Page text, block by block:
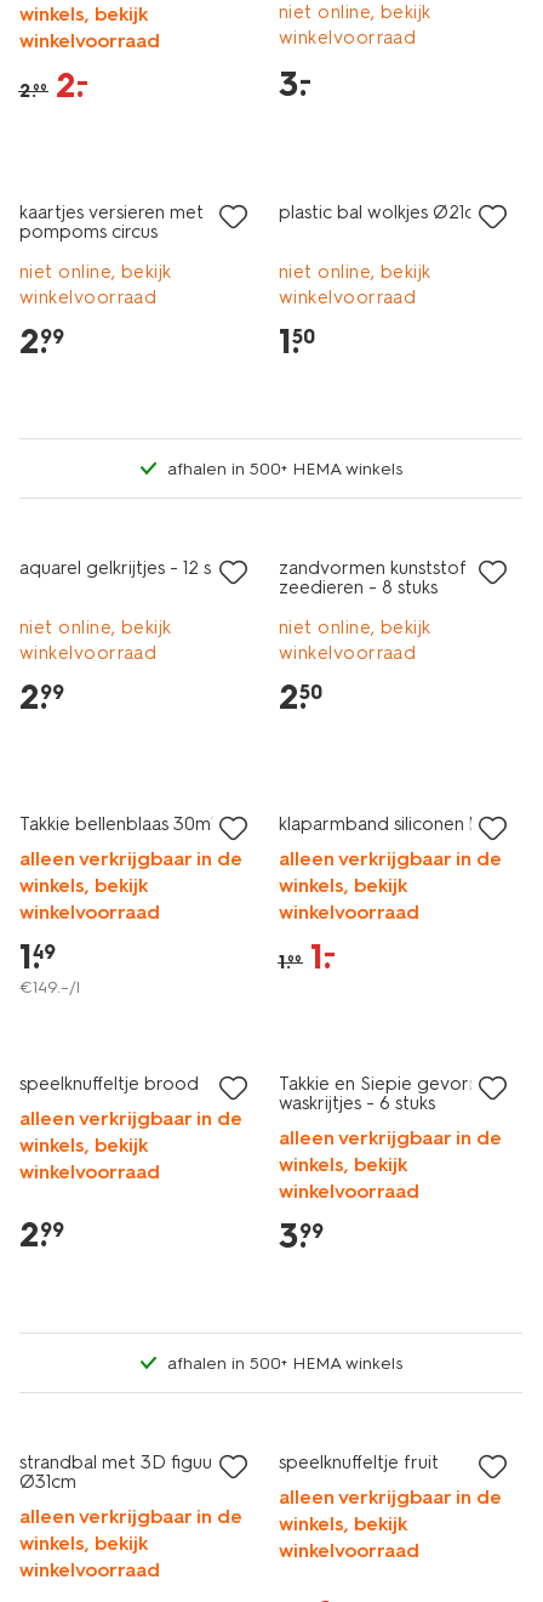
winkels, bekijk
winkelvoorraad
2.99 2.
–
niet online, bekijk
winkelvoorraad
3.
–
kaartjes versieren met
pompoms circus
niet online, bekijk
winkelvoorraad
2.
99
plastic bal wolkjes Ø21cm
niet online, bekijk
winkelvoorraad
1.
50
afhalen in 500+ HEMA winkels
aquarel gelkrijtjes - 12 stuks
niet online, bekijk
winkelvoorraad
2.
99
zandvormen kunststof
zeedieren - 8 stuks
niet online, bekijk
winkelvoorraad
2.
50
Takkie bellenblaas 30ml
alleen verkrijgbaar in de
winkels, bekijk
winkelvoorraad
1.
49
€149.–/l
klaparmband siliconen haai
alleen verkrijgbaar in de
winkels, bekijk
winkelvoorraad
1.99 1.
–
speelknuffeltje brood
alleen verkrijgbaar in de
winkels, bekijk
winkelvoorraad
2.
99
Takkie en Siepie gevormde
waskrijtjes - 6 stuks
alleen verkrijgbaar in de
winkels, bekijk
winkelvoorraad
3.
99
afhalen in 500+ HEMA winkels
strandbal met 3D figuur
Ø31cm
alleen verkrijgbaar in de
winkels, bekijk
winkelvoorraad
speelknuffeltje fruit
alleen verkrijgbaar in de
winkels, bekijk
winkelvoorraad